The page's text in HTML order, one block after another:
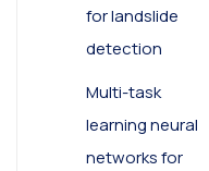
for landslide
detection
Multi-task
learning neural
networks for